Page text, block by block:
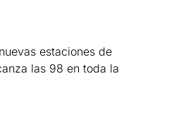
estaciones de
las 98 en toda la